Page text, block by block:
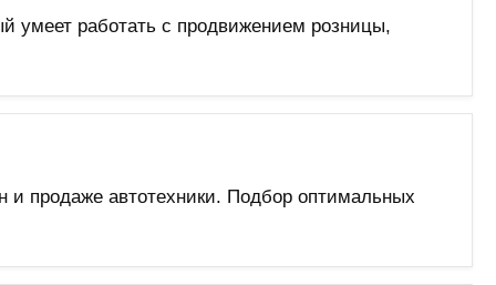
умеет работать с продвижением розницы,
и продаже автотехники. Подбор оптимальных